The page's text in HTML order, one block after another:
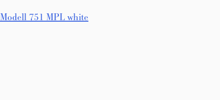
Innleggsnavigasjon
Modell 751 MPL white